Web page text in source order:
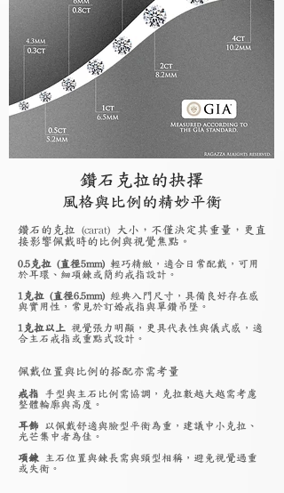
鑽石克拉的抉擇
風格與比例的精妙平衡
鑽石的克拉 (carat) 大小，不僅決定其重量，更直
接影響佩戴時的比例與視覺焦點。
0.5克拉 (直徑5mm) 輕巧精緻，適合日常配戴，可用
於耳環、細項鍊或簡約戒指設計。
1克拉 (直徑6.5mm) 經典入門尺寸，具備良好存在感
與實用性，常見於訂婚戒指與單鑽吊墜。
1克拉以上 視覺張力明顯，更具代表性與儀式感，適
合主石戒指或重點式設計。
佩戴位置與比例的搭配亦需考量
戒指 手型與主石比例需協調，克拉數越大越需考慮
整體輪廓與高度。
耳飾 以佩戴舒適與臉型平衡為重，建議中小克拉、
光芒集中者為佳。
項鍊 主石位置與鍊長需與頸型相稱，避免視覺過重
或失衡。